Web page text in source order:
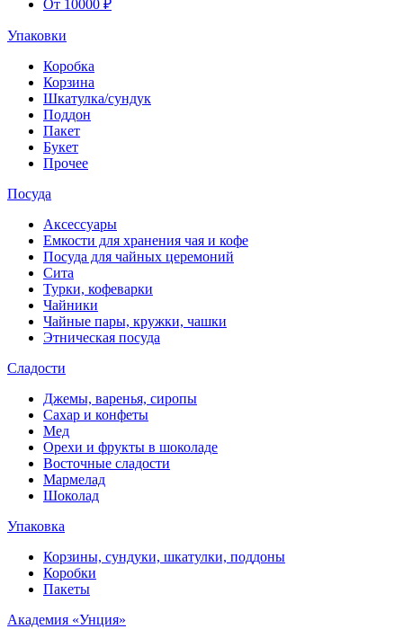
От 10000 ₽
Упаковки
Коробка
Корзина
Шкатулка/сундук
Поддон
Пакет
Букет
Прочее
Посуда
Аксессуары
Емкости для хранения чая и кофе
Посуда для чайных церемоний
Сита
Турки, кофеварки
Чайники
Чайные пары, кружки, чашки
Этническая посуда
Сладости
Джемы, варенья, сиропы
Сахар и конфеты
Мед
Орехи и фрукты в шоколаде
Восточные сладости
Мармелад
Шоколад
Упаковка
Корзины, сундуки, шкатулки, поддоны
Коробки
Пакеты
Академия «Унция»